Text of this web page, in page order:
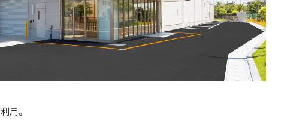
用。